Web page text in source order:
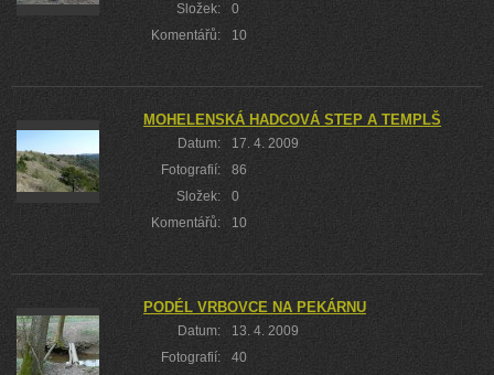
Složek:
0
Komentářů:
10
MOHELENSKÁ HADCOVÁ STEP A TEMPLŠTEJN
Datum:
17. 4. 2009
Fotografií:
86
Složek:
0
Komentářů:
10
PODÉL VRBOVCE NA PEKÁRNU
Datum:
13. 4. 2009
Fotografií:
40